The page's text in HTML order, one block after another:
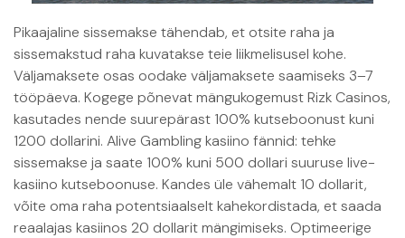
Pikaajaline sissemakse tähendab, et otsite raha ja
sissemakstud raha kuvatakse teie liikmelisusel kohe.
Väljamaksete osas oodake väljamaksete saamiseks 3–7
tööpäeva. Kogege põnevat mängukogemust Rizk Casinos,
kasutades nende suurepärast 100% kutseboonust kuni
1200 dollarini. Alive Gambling kasiino fännid: tehke
sissemakse ja saate 100% kuni 500 dollari suuruse live-
kasiino kutseboonuse. Kandes üle vähemalt 10 dollarit,
võite oma raha potentsiaalselt kahekordistada, et saada
reaalajas kasiinos 20 dollarit mängimiseks. Optimeerige